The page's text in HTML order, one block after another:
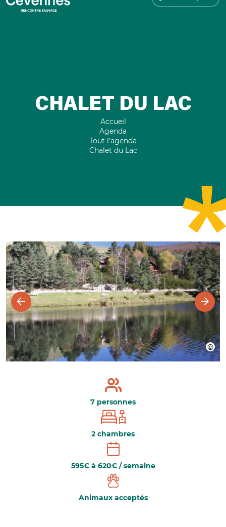
CHALET DU LAC
Accueil
Agenda
Tout l'agenda
Chalet du Lac
7 personnes
2 chambres
595€ à 620€ / semaine
Animaux acceptés